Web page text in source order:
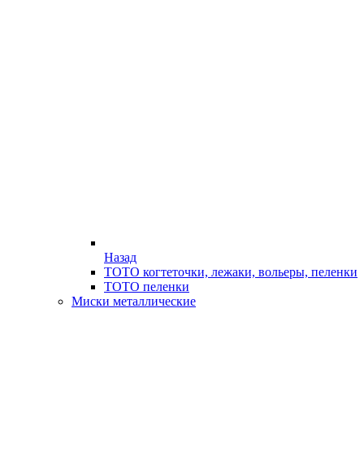
Назад
ТОТО когтеточки, лежаки, вольеры, пеленки
ТОТО пеленки
Миски металлические